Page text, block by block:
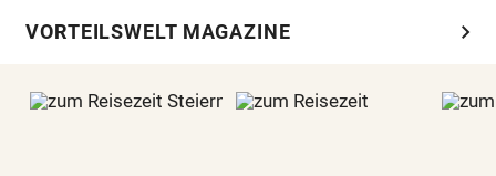
VORTEILSWELT MAGAZINE chevron_right